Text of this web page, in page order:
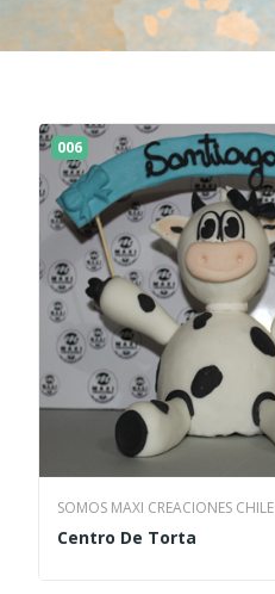
006
SOMOS MAXI CREACIONES CHILE
Centro De Torta